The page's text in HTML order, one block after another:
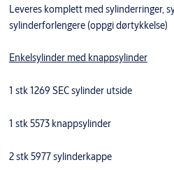
Leveres komplett med sylinderringer,
sylinderforlengere (oppgi dørtykkelse)
Enkelsylinder med knappsylinder
1 stk 1269 SEC sylinder utside
1 stk 5573 knappsylinder
2 stk 5977 sylinderkappe